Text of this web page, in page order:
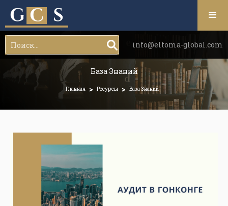
info@eltoma-global.com
База Знаний
Главная > Ресурсы > База Знаний